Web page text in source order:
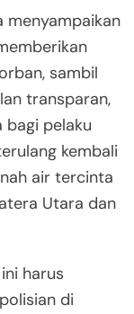
menyampaikan
sambil
transparan,
bagi pelaku
kembali
air tercinta
Utara dan
harus
di